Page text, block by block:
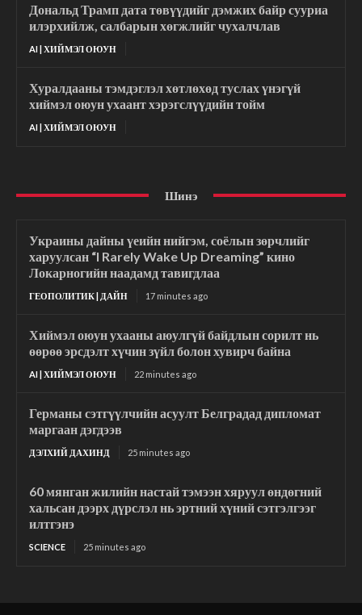
Дональд Трамп дата төвүүдийг дэмжих байр сууриа
илэрхийлж, салбарын хөгжлийг чухалчлав
AI | ХИЙМЭЛ ОЮУН
Хуралдааны тэмдэглэл хөтлөхөд туслах үнэгүй
хиймэл оюун ухаант хэрэгслүүдийн тойм
AI | ХИЙМЭЛ ОЮУН
Шинэ
Украины дайны үеийн нийгэм, соёлын зөрчлийг
харуулсан “I Rarely Wake Up Dreaming” кино
Локарногийн наадамд тавигдлаа
ГЕОПОЛИТИК | ДАЙН 17 minutes ago
Хиймэл оюун ухааны аюулгүй байдлын сорилт нь
өөрөө эрсдэлт хүчин зүйл болон хувирч байна
AI | ХИЙМЭЛ ОЮУН 22 minutes ago
Германы сэтгүүлчийн асуулт Белградад дипломат
маргаан дэгдээв
ДЭЛХИЙ ДАХИНД 25 minutes ago
60 мянган жилийн настай тэмээн хяруул өндөгний
хальсан дээрх дүрслэл нь эртний хүний сэтгэлгээг
илтгэнэ
SCIENCE 25 minutes ago